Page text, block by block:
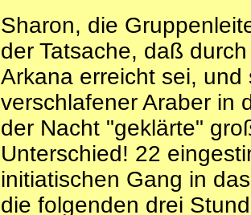
Sharon, die
der Tatsache, daß
Arkana erreicht sei,
verschlafener Araber in
der Nacht "geklärte"
Unterschied! 22
initiatischen Gang in
die folgenden drei